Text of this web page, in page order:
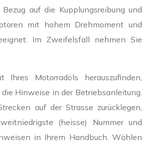
auf die Kupplungsreibung und
mit hohem Drehmoment und
Im Zweifelsfall nehmen Sie
Ihres Motorradöls herauszufinden,
Hinweise in der Betriebsanleitung.
auf der Strasse zurücklegen,
(heisse) Nummer und
in Ihrem Handbuch. Wählen